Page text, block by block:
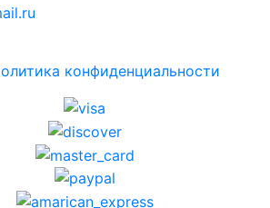
конфиденциальности